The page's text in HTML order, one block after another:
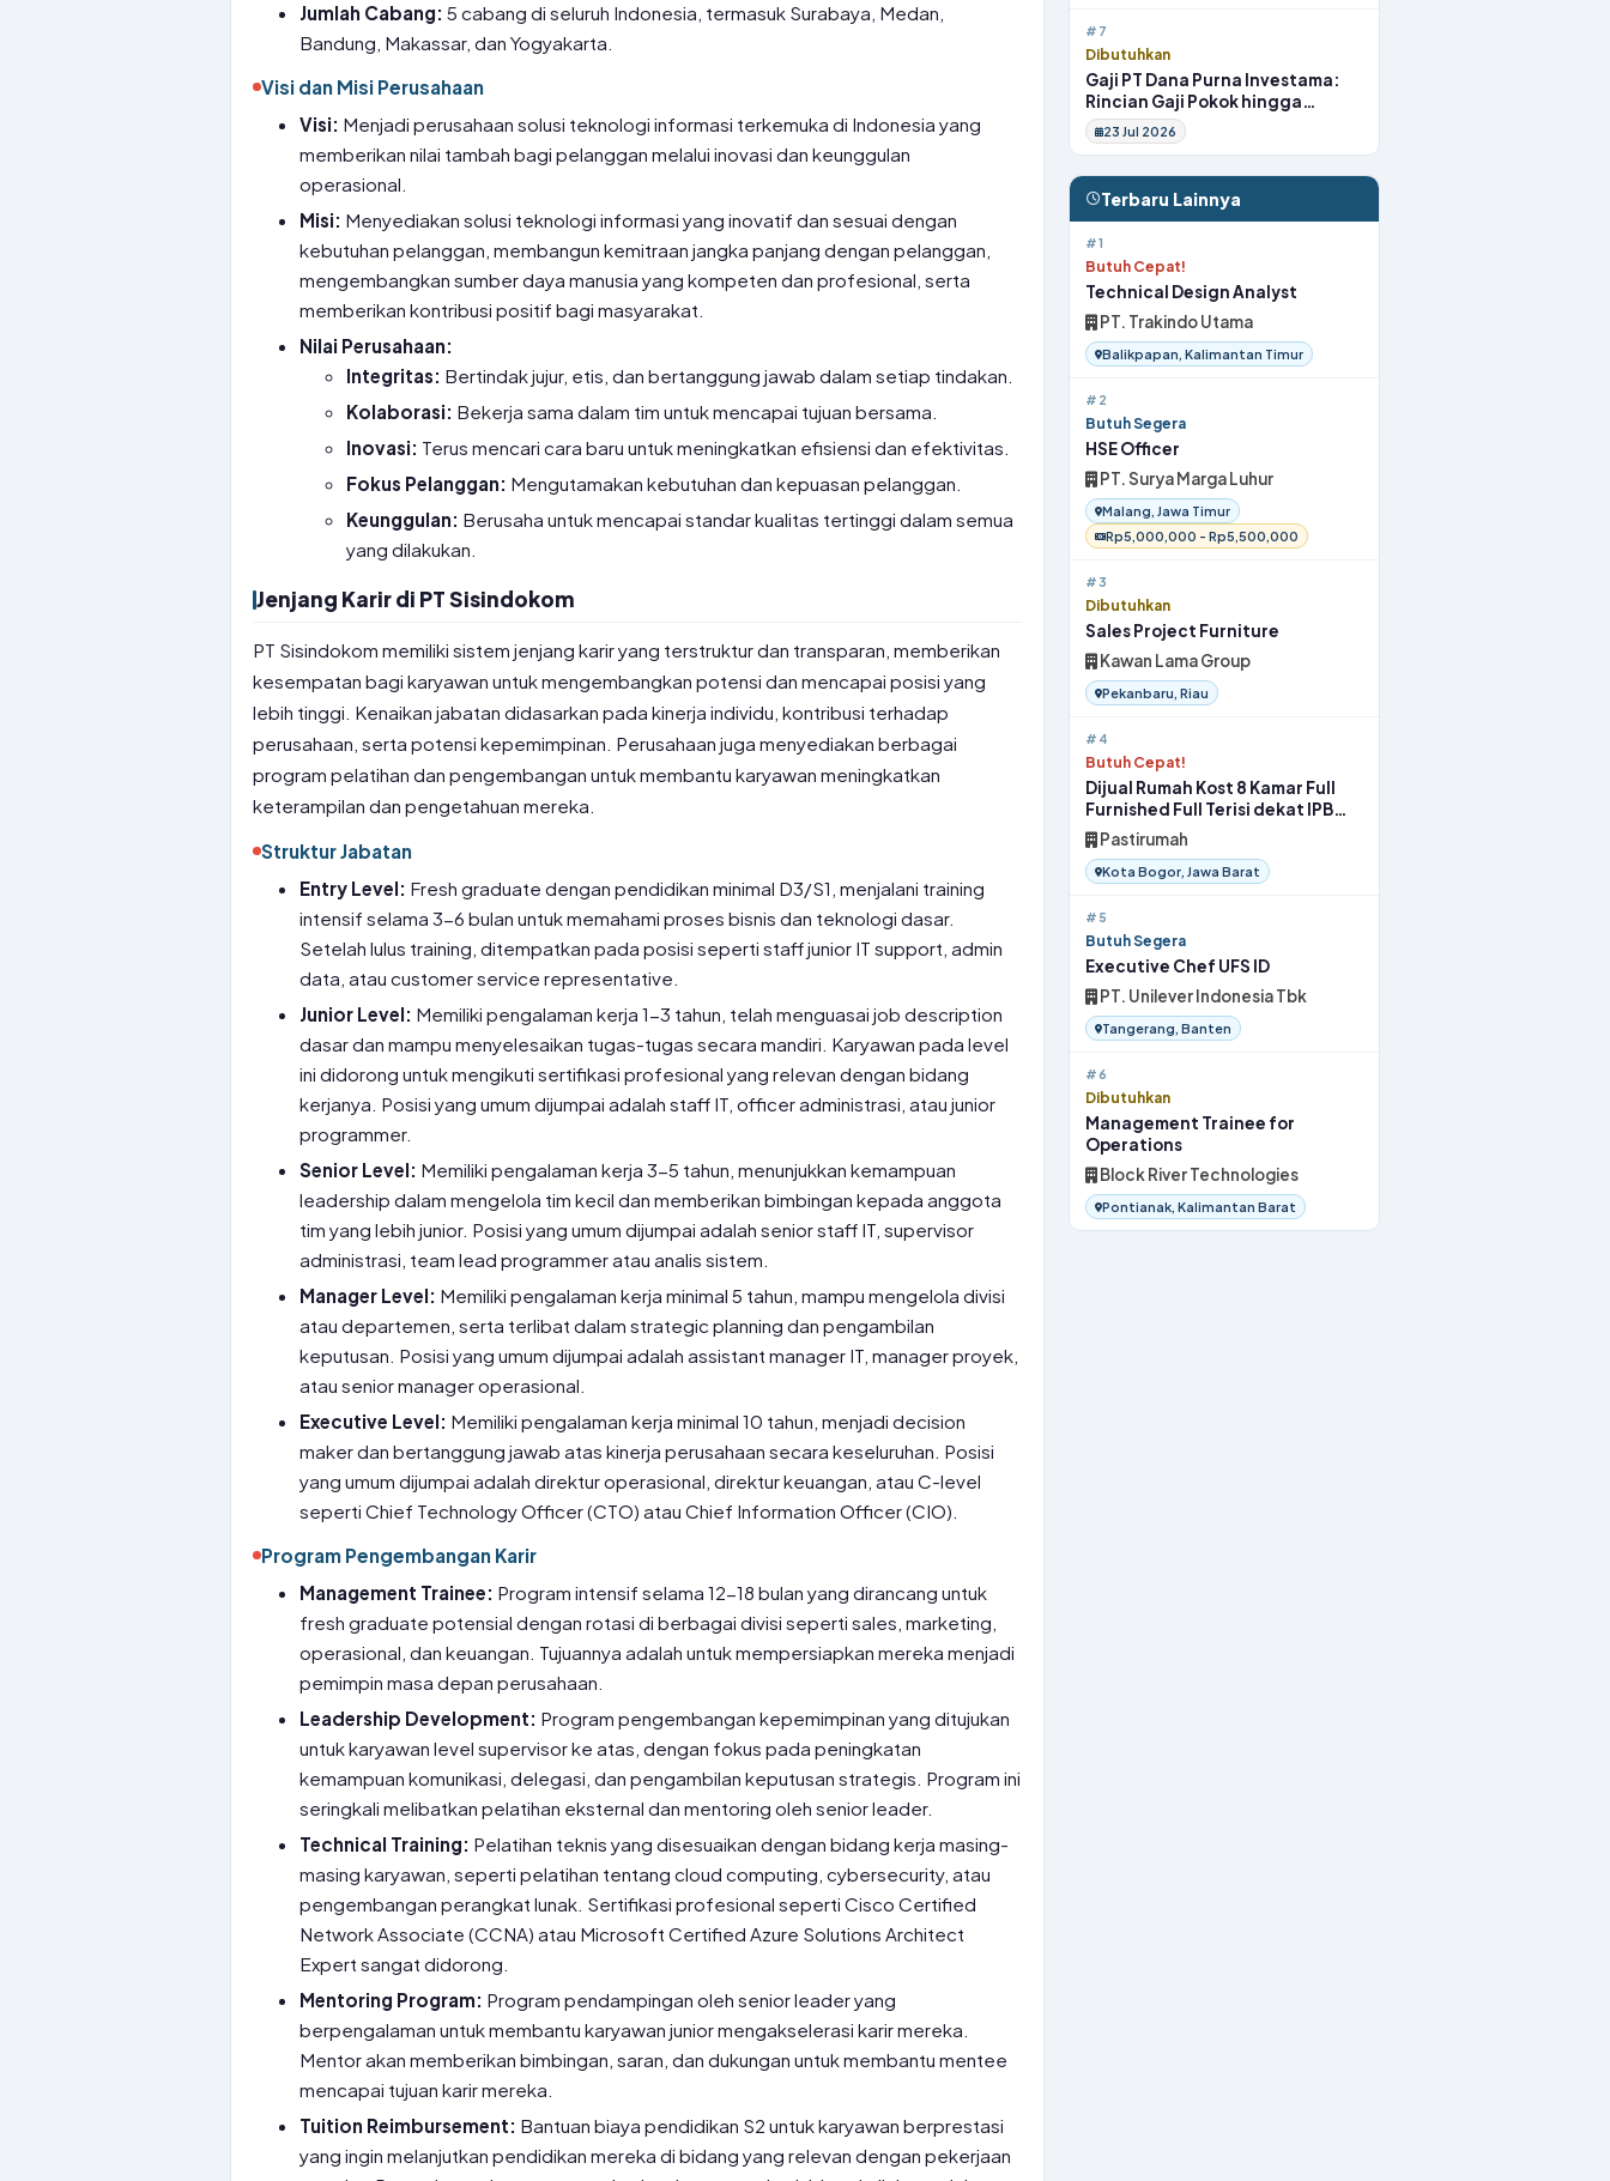
Jumlah Cabang: 5 cabang di seluruh Indonesia, termasuk Surabaya, Medan,
Bandung, Makassar, dan Yogyakarta.
Visi dan Misi Perusahaan
Visi: Menjadi perusahaan solusi teknologi informasi terkemuka di Indonesia yang
memberikan nilai tambah bagi pelanggan melalui inovasi dan keunggulan
operasional.
Misi: Menyediakan solusi teknologi informasi yang inovatif dan sesuai dengan
kebutuhan pelanggan, membangun kemitraan jangka panjang dengan pelanggan,
mengembangkan sumber daya manusia yang kompeten dan profesional, serta
memberikan kontribusi positif bagi masyarakat.
Nilai Perusahaan:
Integritas: Bertindak jujur, etis, dan bertanggung jawab dalam setiap tindakan.
Kolaborasi: Bekerja sama dalam tim untuk mencapai tujuan bersama.
Inovasi: Terus mencari cara baru untuk meningkatkan efisiensi dan efektivitas.
Fokus Pelanggan: Mengutamakan kebutuhan dan kepuasan pelanggan.
Keunggulan: Berusaha untuk mencapai standar kualitas tertinggi dalam semua
yang dilakukan.
Jenjang Karir di PT Sisindokom
PT Sisindokom memiliki sistem jenjang karir yang terstruktur dan transparan, memberikan
kesempatan bagi karyawan untuk mengembangkan potensi dan mencapai posisi yang
lebih tinggi. Kenaikan jabatan didasarkan pada kinerja individu, kontribusi terhadap
perusahaan, serta potensi kepemimpinan. Perusahaan juga menyediakan berbagai
program pelatihan dan pengembangan untuk membantu karyawan meningkatkan
keterampilan dan pengetahuan mereka.
Struktur Jabatan
Entry Level: Fresh graduate dengan pendidikan minimal D3/S1, menjalani training
intensif selama 3-6 bulan untuk memahami proses bisnis dan teknologi dasar.
Setelah lulus training, ditempatkan pada posisi seperti staff junior IT support, admin
data, atau customer service representative.
Junior Level: Memiliki pengalaman kerja 1-3 tahun, telah menguasai job description
dasar dan mampu menyelesaikan tugas-tugas secara mandiri. Karyawan pada level
ini didorong untuk mengikuti sertifikasi profesional yang relevan dengan bidang
kerjanya. Posisi yang umum dijumpai adalah staff IT, officer administrasi, atau junior
programmer.
Senior Level: Memiliki pengalaman kerja 3-5 tahun, menunjukkan kemampuan
leadership dalam mengelola tim kecil dan memberikan bimbingan kepada anggota
tim yang lebih junior. Posisi yang umum dijumpai adalah senior staff IT, supervisor
administrasi, team lead programmer atau analis sistem.
Manager Level: Memiliki pengalaman kerja minimal 5 tahun, mampu mengelola divisi
atau departemen, serta terlibat dalam strategic planning dan pengambilan
keputusan. Posisi yang umum dijumpai adalah assistant manager IT, manager proyek,
atau senior manager operasional.
Executive Level: Memiliki pengalaman kerja minimal 10 tahun, menjadi decision
maker dan bertanggung jawab atas kinerja perusahaan secara keseluruhan. Posisi
yang umum dijumpai adalah direktur operasional, direktur keuangan, atau C-level
seperti Chief Technology Officer (CTO) atau Chief Information Officer (CIO).
Program Pengembangan Karir
Management Trainee: Program intensif selama 12-18 bulan yang dirancang untuk
fresh graduate potensial dengan rotasi di berbagai divisi seperti sales, marketing,
operasional, dan keuangan. Tujuannya adalah untuk mempersiapkan mereka menjadi
pemimpin masa depan perusahaan.
Leadership Development: Program pengembangan kepemimpinan yang ditujukan
untuk karyawan level supervisor ke atas, dengan fokus pada peningkatan
kemampuan komunikasi, delegasi, dan pengambilan keputusan strategis. Program ini
seringkali melibatkan pelatihan eksternal dan mentoring oleh senior leader.
Technical Training: Pelatihan teknis yang disesuaikan dengan bidang kerja masing-
masing karyawan, seperti pelatihan tentang cloud computing, cybersecurity, atau
pengembangan perangkat lunak. Sertifikasi profesional seperti Cisco Certified
Network Associate (CCNA) atau Microsoft Certified Azure Solutions Architect
Expert sangat didorong.
Mentoring Program: Program pendampingan oleh senior leader yang
berpengalaman untuk membantu karyawan junior mengakselerasi karir mereka.
Mentor akan memberikan bimbingan, saran, dan dukungan untuk membantu mentee
mencapai tujuan karir mereka.
Tuition Reimbursement: Bantuan biaya pendidikan S2 untuk karyawan berprestasi
yang ingin melanjutkan pendidikan mereka di bidang yang relevan dengan pekerjaan
#7
Dibutuhkan
Gaji PT Dana Purna Investama:
Rincian Gaji Pokok hingga
Fasilitas
23 Jul 2026
Terbaru Lainnya
#1
Butuh Cepat!
Technical Design Analyst
PT. Trakindo Utama
Balikpapan, Kalimantan Timur
#2
Butuh Segera
HSE Officer
PT. Surya Marga Luhur
Malang, Jawa Timur
Rp5,000,000 - Rp5,500,000
#3
Dibutuhkan
Sales Project Furniture
Kawan Lama Group
Pekanbaru, Riau
#4
Butuh Cepat!
Dijual Rumah Kost 8 Kamar Full
Furnished Full Terisi dekat IPB
Bogor
Pastirumah
Kota Bogor, Jawa Barat
#5
Butuh Segera
Executive Chef UFS ID
PT. Unilever Indonesia Tbk
Tangerang, Banten
#6
Dibutuhkan
Management Trainee for
Operations
Block River Technologies
Pontianak, Kalimantan Barat